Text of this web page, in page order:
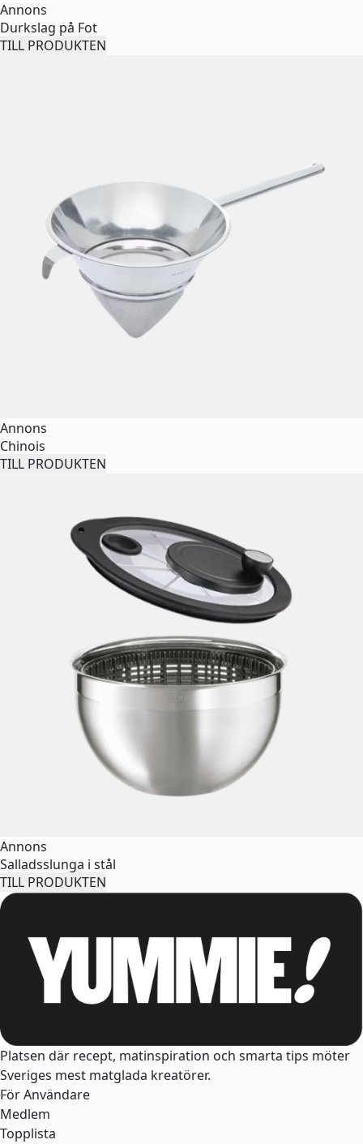
Annons
Durkslag på Fot
TILL PRODUKTEN
Annons
Chinois
TILL PRODUKTEN
Annons
Salladsslunga i stål
TILL PRODUKTEN
Platsen där recept, matinspiration och smarta tips möter
Sveriges mest matglada kreatörer.
För Användare
Medlem
Topplista